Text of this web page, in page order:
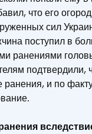
что его
сил
поступил в
ранениями
подтвердили,
ранения, и по